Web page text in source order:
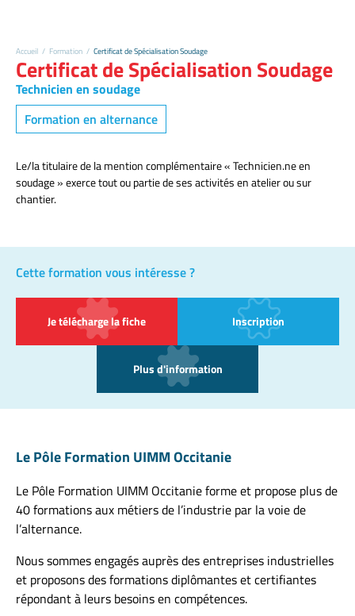
Accueil / Formation / Certificat de Spécialisation Soudage
Certificat de Spécialisation Soudage
Technicien en soudage
Formation en alternance
Le/la titulaire de la mention complémentaire « Technicien.ne en
soudage » exerce tout ou partie de ses activités en atelier ou sur
chantier.
Cette formation vous intéresse ?
Je télécharge la fiche Inscription
Plus d'information
Le Pôle Formation UIMM Occitanie
Le Pôle Formation UIMM Occitanie forme et propose plus de
40 formations aux métiers de l’industrie par la voie de
l’alternance.
Nous sommes engagés auprès des entreprises industrielles
et proposons des formations diplômantes et certifiantes
répondant à leurs besoins en compétences.